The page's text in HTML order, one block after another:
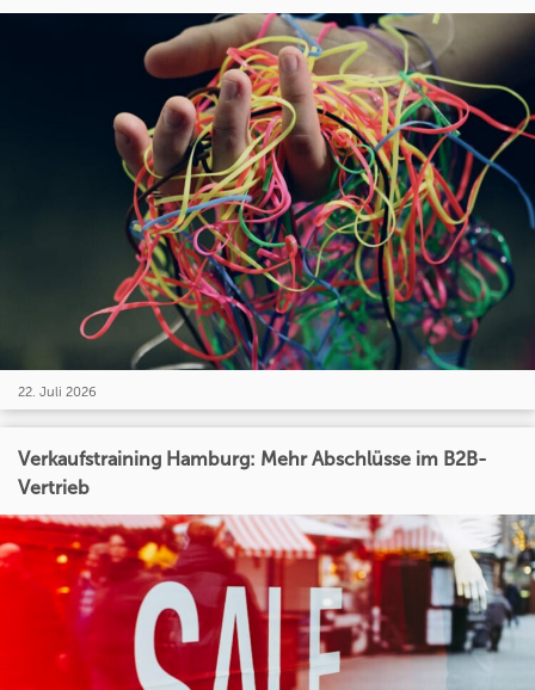
22. Juli 2026
Verkaufstraining Hamburg: Mehr Abschlüsse im B2B-
Vertrieb